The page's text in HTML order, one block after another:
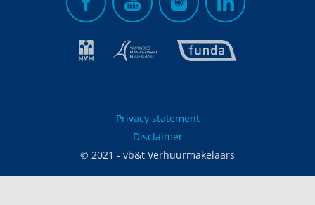
Privacy statement
Disclaimer
© 2021 - vb&t Verhuurmakelaars